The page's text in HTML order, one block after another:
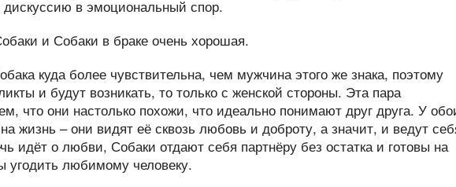
в эмоциональный спор.
куда более чувствительна, чем мужчина этого же знака, поэтому
и будут возникать, то только с женской стороны. Эта пара
что они настолько похожи, что идеально понимают друг друга. У
жизнь – они видят её сквозь любовь и доброту, а значит, и ведут
идёт о любви, Собаки отдают себя партнёру без остатка и готовы на
угодить любимому человеку.